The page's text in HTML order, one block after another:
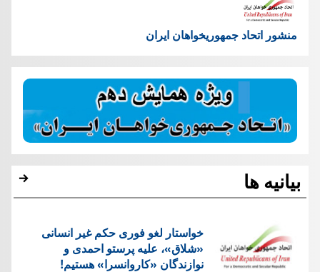
منشور اتحاد جمهوریخواهان ایران
بیانیه ها
خواستار لغو فوری حکم غیر انسانی
«شلاق»، علیه پرستو احمدی و
نوازندگان «کاروانسرا» هستیم!